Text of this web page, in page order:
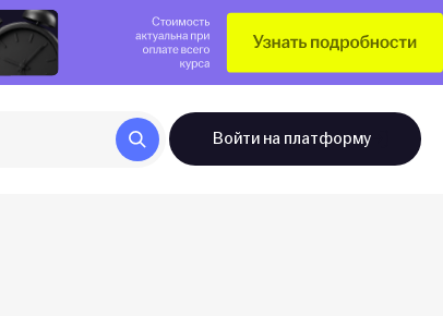
Войти на платформу